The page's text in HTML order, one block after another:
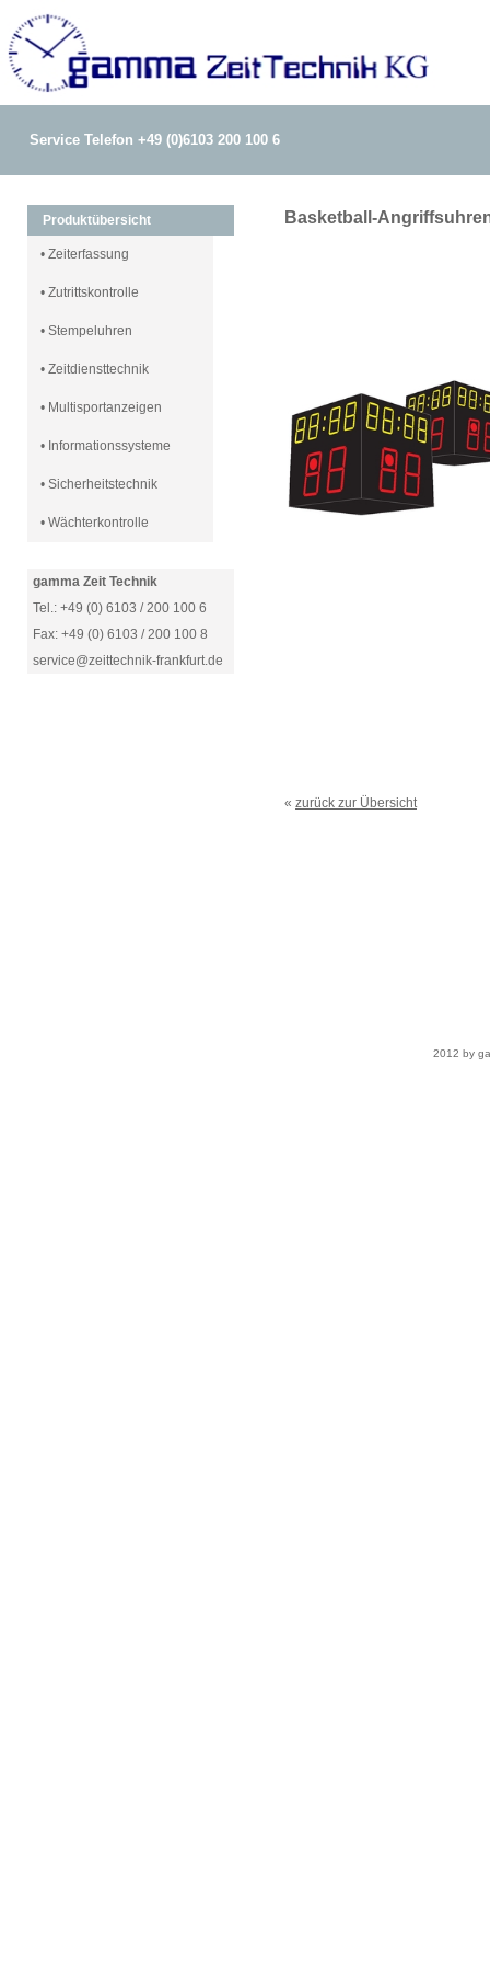
Service Telefon +49 (0)6103 200 100 6
Produktübersicht
• Zeiterfassung
• Zutrittskontrolle
• Stempeluhren
• Zeitdiensttechnik
• Multisportanzeigen
• Informationssysteme
• Sicherheitstechnik
• Wächterkontrolle
gamma Zeit Technik
Tel.: +49 (0) 6103 / 200 100 6
Fax: +49 (0) 6103 / 200 100 8
service@zeittechnik-frankfurt.de
Basketball-
« zurück zur Übersicht
2012 by